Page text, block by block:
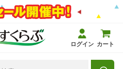
ログイン カート